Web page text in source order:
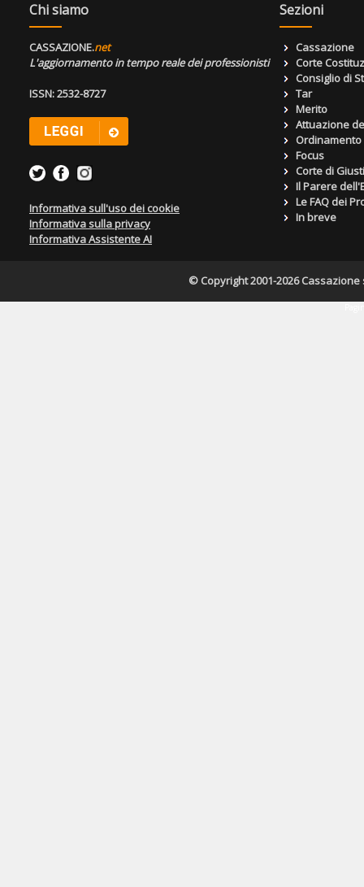
Chi siamo
CASSAZIONE.net
L'aggiornamento in tempo reale dei professionisti
ISSN: 2532-8727
Informativa sull'uso dei cookie
Informativa sulla privacy
Informativa Assistente AI
Sezioni
Cassazione
Corte
Consiglio di
Tar
Merito
Attuazione
Focus
Corte di
Il Parere
Le FAQ dei
In breve
© Copyright 2001-2026 Cassazione